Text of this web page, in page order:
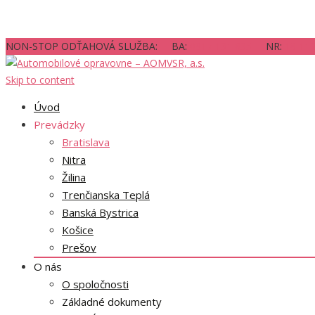
NON-STOP ODŤAHOVÁ SLUŽBA: BA: NR:
Skip to content
Úvod
Prevádzky
Bratislava
Nitra
Žilina
Trenčianska Teplá
Banská Bystrica
Košice
Prešov
O nás
O spoločnosti
Základné dokumenty